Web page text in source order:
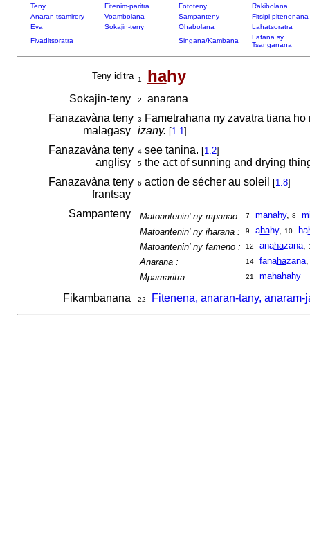
Teny Fitenim-paritra Fototeny
Rakibolana
Anaran-tsamirery
Voambolana Sampanteny
Fitsipi-pitenenana
Eva
Sokajin-teny Ohabolana
Lahatsoratra
Fivaditsoratra
Singana/Kambana
Fafana sy
Tsanganana
Teny iditra 1 hahy
Sokajin-teny 2
anarana
Fanazavàna teny
malagasy
3
Fametrahana ny zavatra tiana
izany. [1.1]
Fanazavàna teny
anglisy
4see tanina. [1.2]
5the act of sunning and drying
Fanazavàna teny
frantsay
6 action de sécher au soleil [1.8]
Sampanteny Matoantenin' ny mpanao : 7 manahy, 8
Matoantenin' ny iharana :
9 ahahy, 10 ha
Matoantenin' ny fameno :
12 anahazana,
Anarana : 14 fanahazana
Mpamaritra :
21 mahahahy
Fikambanana 22 Fitenena, anaran-tany,